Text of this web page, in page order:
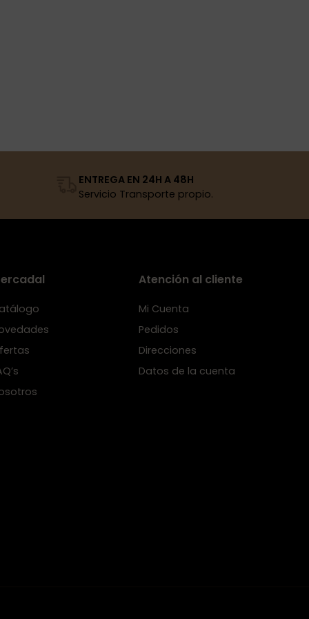
ENTREGA EN 24H A 48H
Servicio Transporte propio.
Atención al cliente
Mi Cuenta
Pedidos
Direcciones
Datos de la cuenta